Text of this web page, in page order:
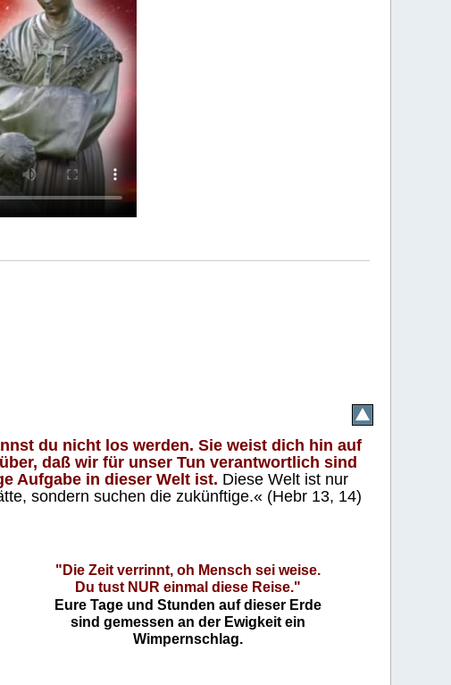
du nicht los werden. Sie weist dich hin auf
daß wir für unser Tun verantwortlich sind
Aufgabe in dieser Welt ist. Diese Welt ist nur
sondern suchen die zukünftige.« (Hebr 13, 14)
"Die Zeit verrinnt, oh Mensch sei weise.
Du tust NUR einmal diese Reise."
Eure Tage und Stunden auf dieser Erde
sind gemessen an der Ewigkeit ein
Wimpernschlag.